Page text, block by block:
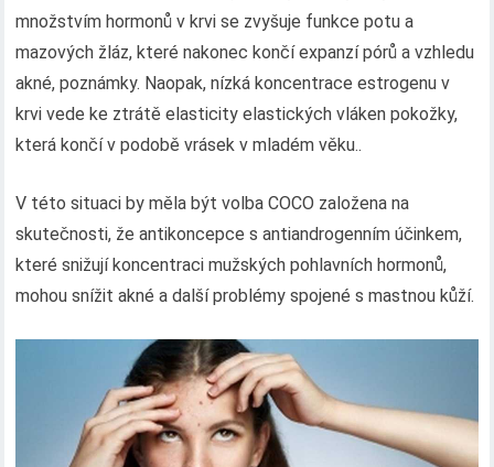
množstvím hormonů v krvi se zvyšuje funkce potu a
mazových žláz, které nakonec končí expanzí pórů a vzhledu
akné, poznámky. Naopak, nízká koncentrace estrogenu v
krvi vede ke ztrátě elasticity elastických vláken pokožky,
která končí v podobě vrásek v mladém věku..
V této situaci by měla být volba COCO založena na
skutečnosti, že antikoncepce s antiandrogenním účinkem,
které snižují koncentraci mužských pohlavních hormonů,
mohou snížit akné a další problémy spojené s mastnou kůží.